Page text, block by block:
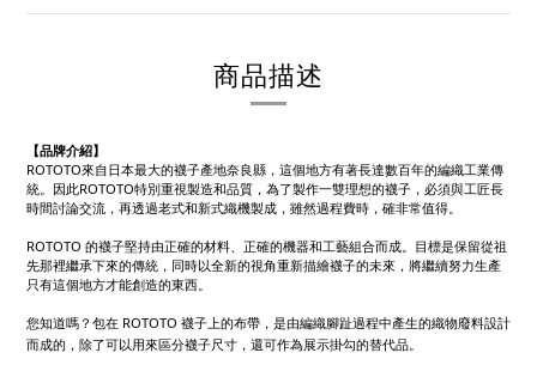
商品描述
【品牌介紹】
ROTOTO來自日本最大的襪子產地奈良縣，這個地方有著長達數百年的編織工業傳
統。因此ROTOTO特別重視製造和品質，為了製作一雙理想的襪子，必須與工匠長
時間討論交流，再透過老式和新式織機製成，雖然過程費時，確非常值得。
ROTOTO 的襪子堅持由正確的材料、正確的機器和工藝組合而成。目標是保留從祖
先那裡繼承下來的傳統，同時以全新的視角重新描繪襪子的未來，將繼續努力生產
只有這個地方才能創造的東西。
您知道嗎？包在 ROTOTO 襪子上的布帶，是由編織腳趾過程中產生的織物廢料設計
而成的，除了可以用來區分襪子尺寸，還可作為展示掛勾的替代品。